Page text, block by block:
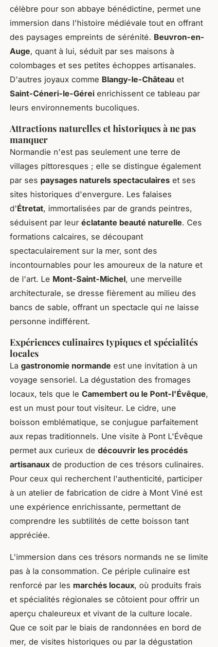
célèbre pour son abbaye bénédictine, permet une
immersion dans l'histoire médiévale tout en offrant
des paysages empreints de sérénité. Beuvron-en-
Auge, quant à lui, séduit par ses maisons à
colombages et ses petites échoppes artisanales.
D'autres joyaux comme Blangy-le-Château et
Saint-Céneri-le-Gérei enrichissent ce tableau par
leurs environnements bucoliques.
Attractions naturelles et historiques à ne pas
manquer
Normandie n'est pas seulement une terre de
villages pittoresques ; elle se distingue également
par ses paysages naturels spectaculaires et ses
sites historiques d'envergure. Les falaises
d'Étretat, immortalisées par de grands peintres,
séduisent par leur éclatante beauté naturelle. Ces
formations calcaires, se découpant
spectaculairement sur la mer, sont des
incontournables pour les amoureux de la nature et
de l'art. Le Mont-Saint-Michel, une merveille
architecturale, se dresse fièrement au milieu des
bancs de sable, offrant un spectacle qui ne laisse
personne indifférent.
Expériences culinaires typiques et spécialités
locales
La gastronomie normande est une invitation à un
voyage sensoriel. La dégustation des fromages
locaux, tels que le Camembert ou le Pont-l'Évêque,
est un must pour tout visiteur. Le cidre, une
boisson emblématique, se conjugue parfaitement
aux repas traditionnels. Une visite à Pont L'Évêque
permet aux curieux de découvrir les procédés
artisanaux de production de ces trésors culinaires.
Pour ceux qui recherchent l'authenticité, participer
à un atelier de fabrication de cidre à Mont Viné est
une expérience enrichissante, permettant de
comprendre les subtilités de cette boisson tant
appréciée.
L'immersion dans ces trésors normands ne se limite
pas à la consommation. Ce périple culinaire est
renforcé par les marchés locaux, où produits frais
et spécialités régionales se côtoient pour offrir un
aperçu chaleureux et vivant de la culture locale.
Que ce soit par le biais de randonnées en bord de
mer, de visites historiques ou par la dégustation